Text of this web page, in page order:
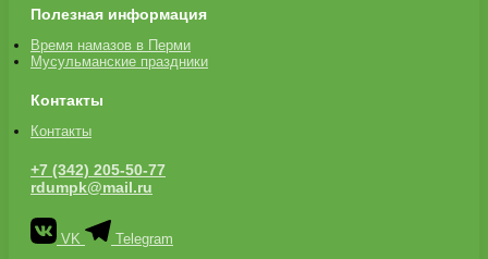
Полезная информация
Время намазов в Перми
Мусульманские праздники
Контакты
Контакты
+7 (342) 205-50-77
rdumpk@mail.ru
VK Telegram